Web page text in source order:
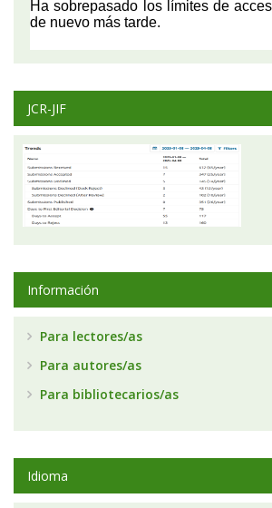
JCR-JIF
Información
Para lectores/as
Para autores/as
Para bibliotecarios/as
Idioma